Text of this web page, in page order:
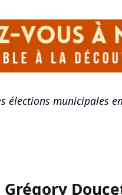
élections municipales
Grégory